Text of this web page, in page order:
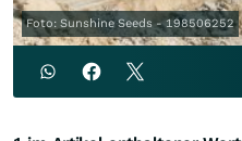
Foto: Sunshine Seeds - 198506252